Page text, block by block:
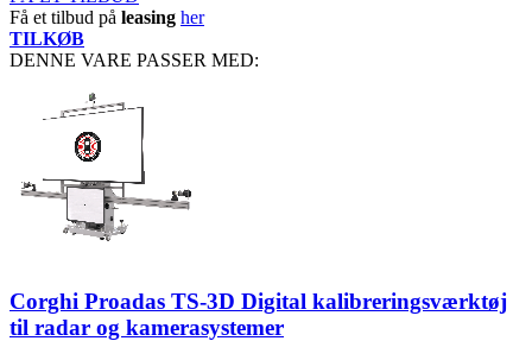
Få et tilbud på leasing her
TILKØB
DENNE VARE PASSER MED:
Corghi Proadas TS-3D Digital kalibreringsværktøj
til radar og kamerasystemer